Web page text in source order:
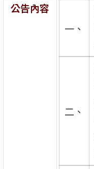
公告內容
一、
二、